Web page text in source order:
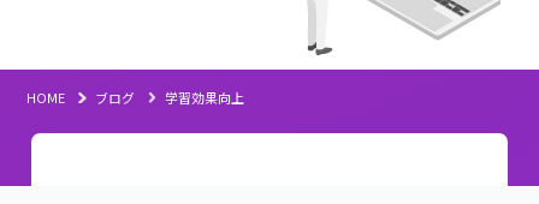
HOME ブログ 学習効果向上